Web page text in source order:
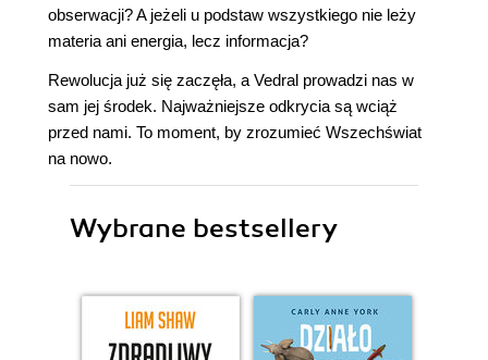
obserwacji? A jeżeli u podstaw wszystkiego nie leży
materia ani energia, lecz informacja?
Rewolucja już się zaczęła, a Vedral prowadzi nas w
sam jej środek. Najważniejsze odkrycia są wciąż
przed nami. To moment, by zrozumieć Wszechświat
na nowo.
Wybrane bestsellery